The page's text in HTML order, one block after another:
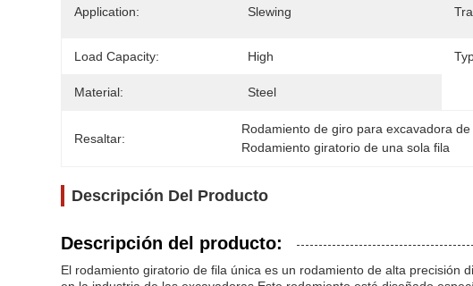
Application: Slewing
Load Capacity: High
Material: Steel
Resaltar:
Rodamiento de giro para excavadora
Rodamiento giratorio de una sola fila
Descripción Del Producto
Descripción del producto:
El rodamiento giratorio de fila única es un rodamiento de alta precisión